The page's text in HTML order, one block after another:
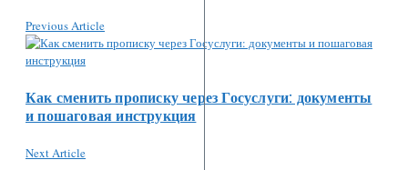
Previous Article
Как сменить прописку через Госуслуги: документы
и пошаговая инструкция
Next Article